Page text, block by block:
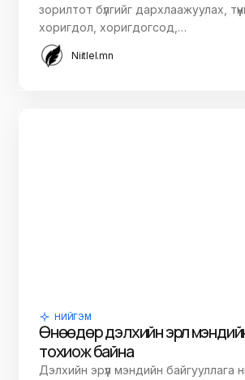
зорилтот бүлгийг дархлаажуулах,
хоригдол, хоригдогсод,…
Niitlel.mn
НИЙГЭМ
Өнөөдөр дэлхийн эрүүл
тохиож байна
Дэлхийн эрүүл мэндийн байгууллага